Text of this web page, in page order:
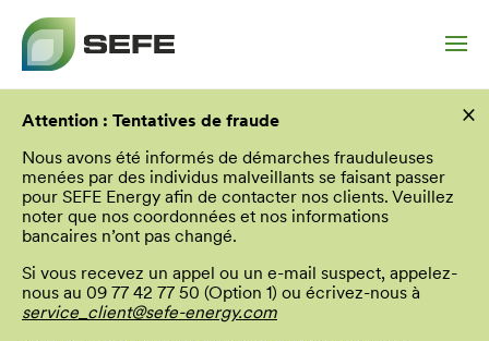
principal
Attention : Tentatives de fraude
Nous avons été informés de démarches frauduleuses
menées par des individus malveillants se faisant passer
pour SEFE Energy afin de contacter nos clients. Veuillez
noter que nos coordonnées et nos informations
bancaires n’ont pas changé.
Si vous recevez un appel ou un e-mail suspect, appelez-
nous au 09 77 42 77 50 (Option 1) ou écrivez-nous à
service_client@sefe-energy.com
×